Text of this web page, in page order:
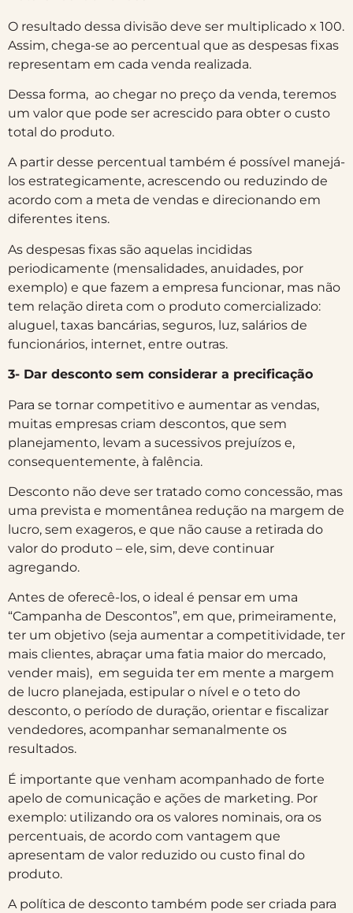
O resultado dessa divisão deve ser multiplicado x 100.
Assim, chega-se ao percentual que as despesas fixas
representam em cada venda realizada.
Dessa forma, ao chegar no preço da venda, teremos
um valor que pode ser acrescido para obter o custo
total do produto.
A partir desse percentual também é possível manejá-
los estrategicamente, acrescendo ou reduzindo de
acordo com a meta de vendas e direcionando em
diferentes itens.
As despesas fixas são aquelas incididas
periodicamente (mensalidades, anuidades, por
exemplo) e que fazem a empresa funcionar, mas não
tem relação direta com o produto comercializado:
aluguel, taxas bancárias, seguros, luz, salários de
funcionários, internet, entre outras.
3- Dar desconto sem considerar a precificação
Para se tornar competitivo e aumentar as vendas,
muitas empresas criam descontos, que sem
planejamento, levam a sucessivos prejuízos e,
consequentemente, à falência.
Desconto não deve ser tratado como concessão, mas
uma prevista e momentânea redução na margem de
lucro, sem exageros, e que não cause a retirada do
valor do produto – ele, sim, deve continuar
agregando.
Antes de oferecê-los, o ideal é pensar em uma
“Campanha de Descontos”, em que, primeiramente,
ter um objetivo (seja aumentar a competitividade, ter
mais clientes, abraçar uma fatia maior do mercado,
vender mais), em seguida ter em mente a margem
de lucro planejada, estipular o nível e o teto do
desconto, o período de duração, orientar e fiscalizar
vendedores, acompanhar semanalmente os
resultados.
É importante que venham acompanhado de forte
apelo de comunicação e ações de marketing. Por
exemplo: utilizando ora os valores nominais, ora os
percentuais, de acordo com vantagem que
apresentam de valor reduzido ou custo final do
produto.
A política de desconto também pode ser criada para